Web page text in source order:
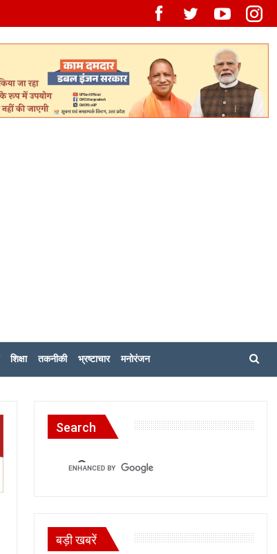
शिक्षा तकनीकी भ्रष्टाचार मनोरंजन
Search
बड़ी खबरें